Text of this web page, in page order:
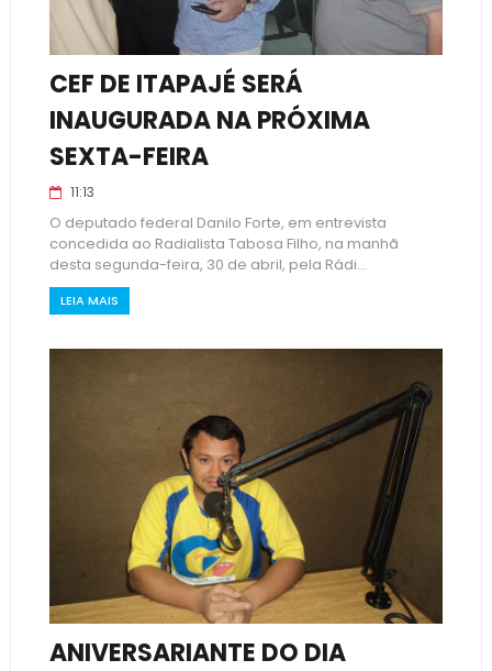
CEF DE ITAPAJÉ SERÁ
INAUGURADA NA PRÓXIMA
SEXTA-FEIRA
11:13
O deputado federal Danilo Forte, em entrevista
concedida ao Radialista Tabosa Filho, na manhã
desta segunda-feira, 30 de abril, pela Rádi...
LEIA MAIS
ANIVERSARIANTE DO DIA